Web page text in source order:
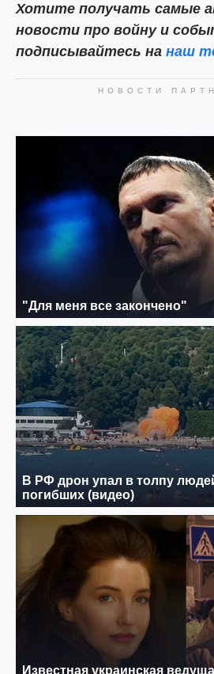
Хотите получать самые
новости про войну и
подписывайтесь на наш